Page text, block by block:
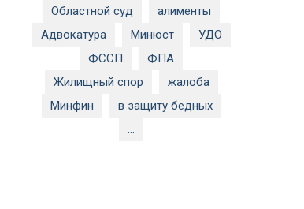
Областной суд
алименты
Адвокатура
Минюст
УДО
ФССП
ФПА
Жилищный спор
жалоба
Минфин
в защиту бедных
...